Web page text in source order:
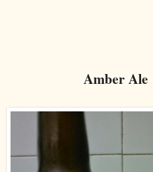
Amber Ale